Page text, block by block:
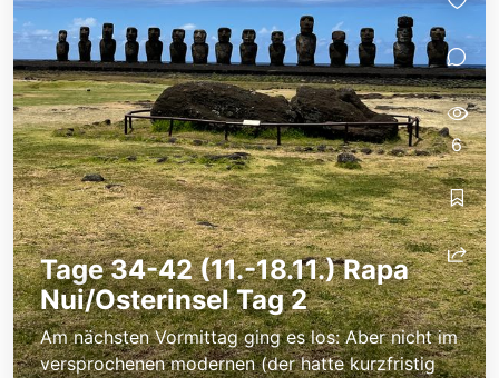
Tage 34-42 (11.-18.11.) Rapa
Nui/Osterinsel Tag 2
Am nächsten Vormittag ging es los: Aber nicht im
versprochenen modernen (der hatte kurzfristig
6